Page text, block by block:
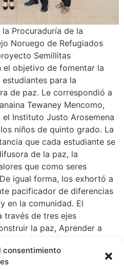
consentimiento
Procuraduría de la
Noruego de Refugiados
Semillitas
el objetivo de fomentar la
para la
de paz. Le correspondió a
Tewaney Mencomo,
Instituto Justo Arosemena
niños de quinto grado. La
que cada estudiante se
de la paz, la
que como seres
igual forma, los exhortó a
pacificador de diferencias
en la comunidad. El
través de tres ejes
la paz, Aprender a
solución pacífica de los
de cada fase estará a
de las organizaciones que